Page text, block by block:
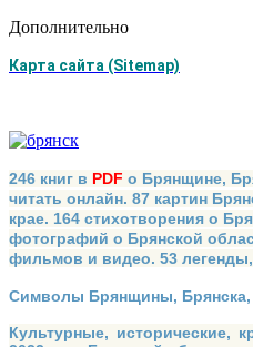
Дополнительно
Карта сайта (Sitemap)
246 книг в PDF о Брянщине,
читать онлайн. 87 картин
крае. 164 стихотворения о
фотографий о Брянской
фильмов и видео. 53
Символы Брянщины, Брянска,
Культурные, исторические,